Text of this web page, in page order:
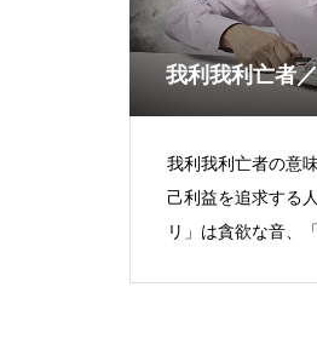
我利我利亡者
我利我利亡者の意
己利益を追求する
リ」は貪欲な音、